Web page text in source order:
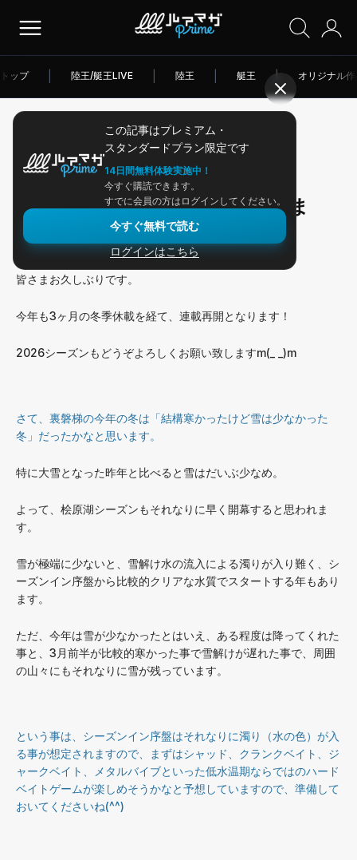
トップ 陸王/艇王LIVE 陸王 艇王 | オリジナル
この記事はプレミアム・
スタンダードプラン限定です
14日間無料体験実施中！
今すぐ購読できます。
すでに会員の方はログインしてください。
今すぐ無料で読む
ログインはこちら
アングラー連載
今シーズンもよろしくお願いしま
す！
皆さまお久しぶりです。
今年も3ヶ月の冬季休載を経て、連載再開となります！
2026シーズンもどうぞよろしくお願い致しますm(_ _)m
さて、裏磐梯の今年の冬は「結構寒かったけど雪は少なかった
冬」だったかなと思います。
特に大雪となった昨年と比べると雪はだいぶ少なめ。
よって、桧原湖シーズンもそれなりに早く開幕すると思われま
す。
雪が極端に少ないと、雪解け水の流入による濁りが入り難く、シ
ーズンイン序盤から比較的クリアな水質でスタートする年もあり
ます。
ただ、今年は雪が少なかったとはいえ、ある程度は降ってくれた
事と、3月前半が比較的寒かった事で雪解けが遅れた事で、周囲
の山々にもそれなりに雪が残っています。
という事は、シーズンイン序盤はそれなりに濁り（水の色）が入
る事が想定されますので、まずはシャッド、クランクベイト、ジ
ャークベイト、メタルバイブといった低水温期ならではのハード
ベイトゲームが楽しめそうかなと予想していますので、準備して
おいてくださいね(^^)